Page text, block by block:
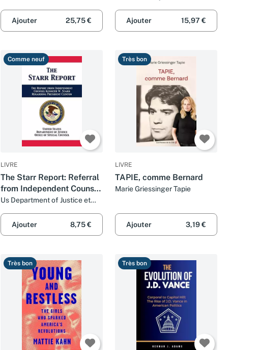
1897, to Be Continued
Quarterly (Classic Reprint)
Ajouter 25,75 € Ajouter 15,97 €
Comme neuf
LIVRE
The Starr Report: Referral
from Independent Counsel
Kenneth W. Starr
Regarding President
Clinton
Us Department of Justice et
Ajouter
8,75 €
Très bon
LIVRE
TAPIE, comme Bernard
Marie Griessinger Tapie
Ajouter 3,19 €
Très bon Très bon